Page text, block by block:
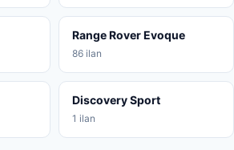
Range Rover Evoque
86 ilan
Discovery Sport
1 ilan